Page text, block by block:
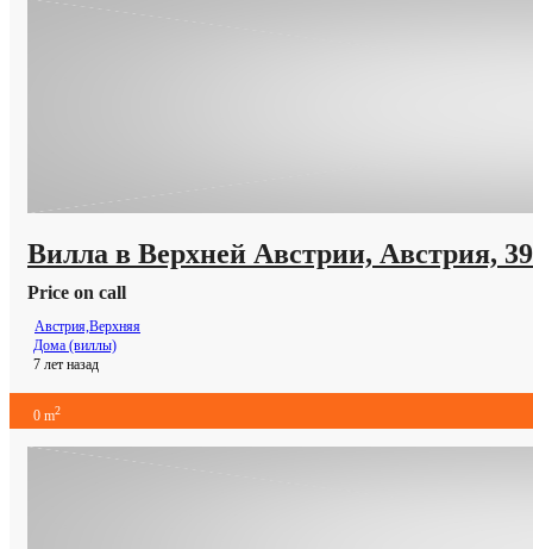
Вилла в Верхней Австрии, Австрия,
Price on call
Австрия,Верхняя
Дома (виллы)
7 лет назад
0 m2